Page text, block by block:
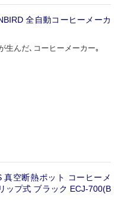
全自動コーヒーメーカ
生んだ､コーヒーメーカー｡
真空断熱ポット コーヒーメ
ップ式 ブラック ECJ-700(B